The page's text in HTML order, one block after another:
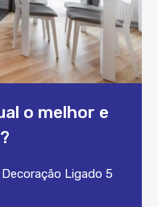
o melhor e
Decoração Ligado 5